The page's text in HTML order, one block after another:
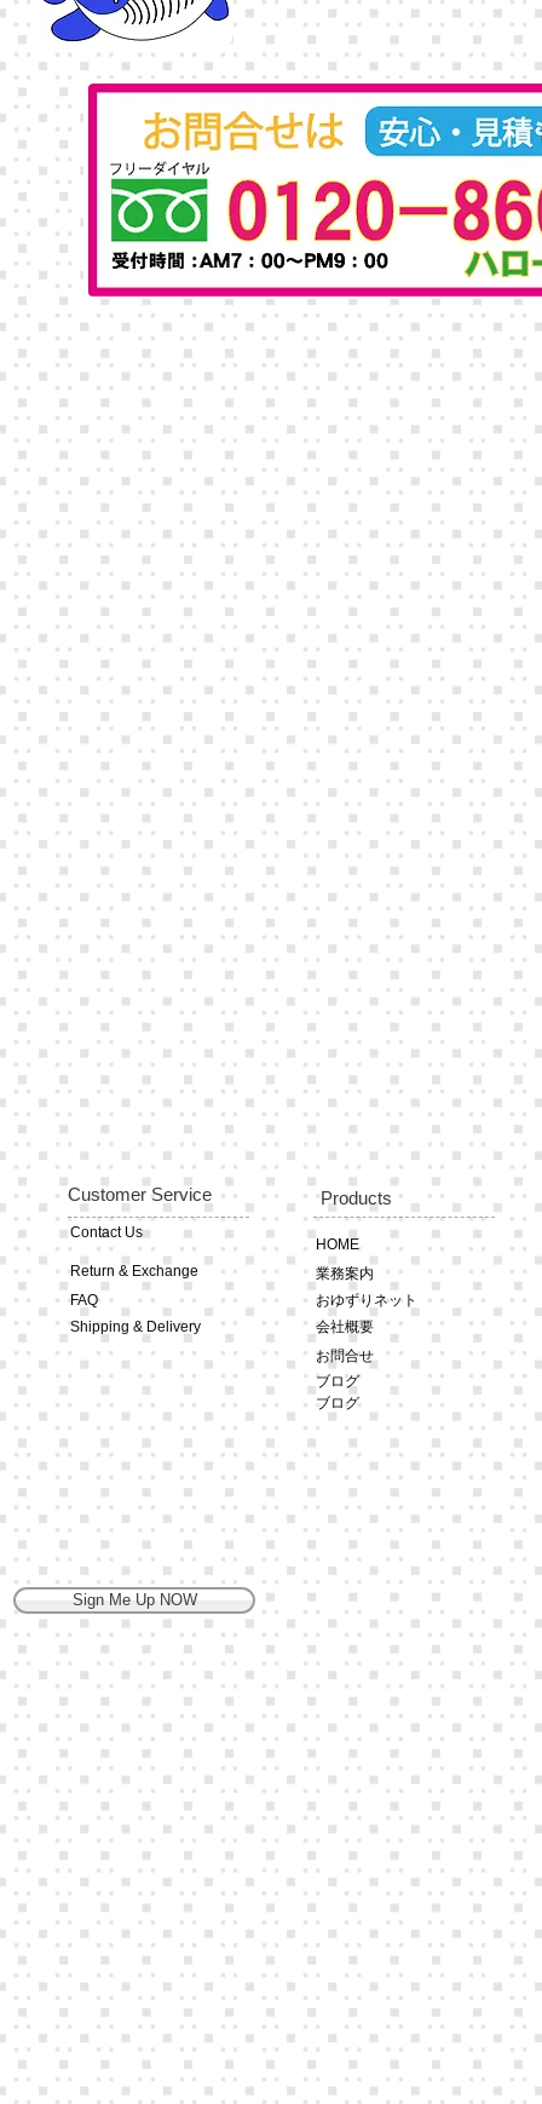
Customer Service
Shipping & Delivery
FAQ
Return & Exchange
Contact Us
おゆずりネット
業務案内
HOME
会社概要
Products
お問合せ
Sign Me Up NOW
ブログ
ブログ